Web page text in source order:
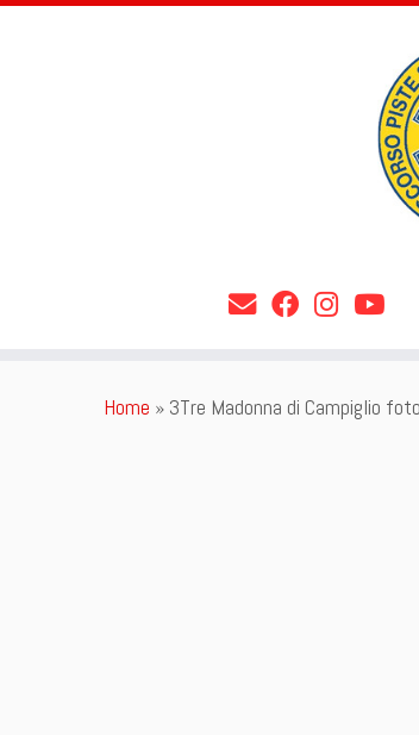
Home » 3Tre Madonna di Campiglio